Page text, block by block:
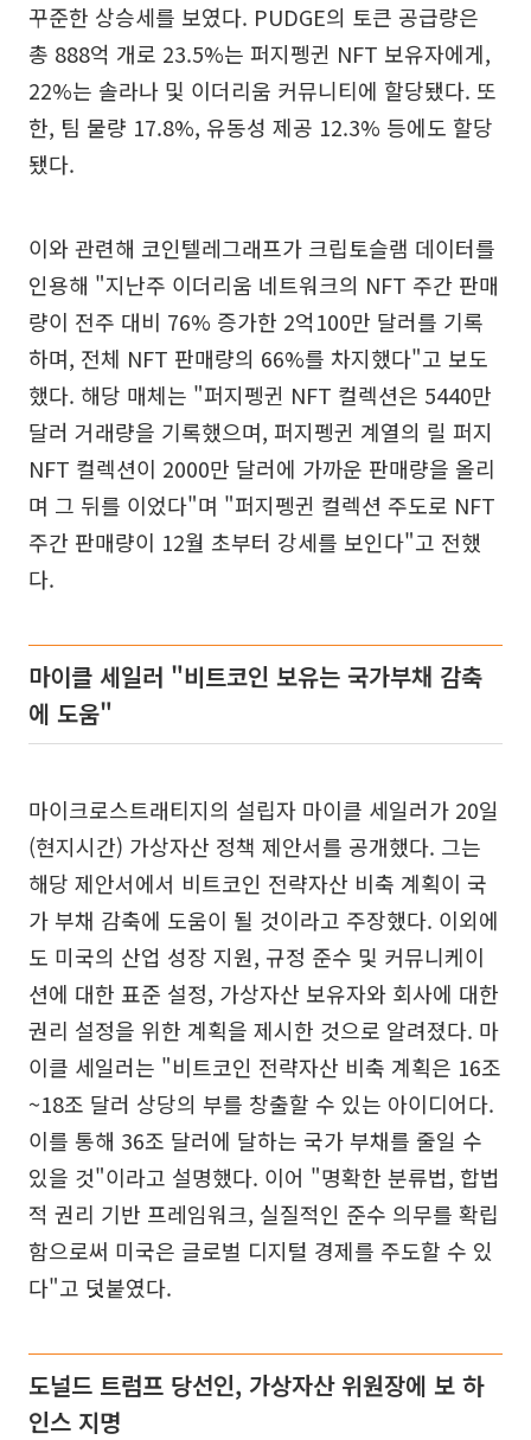
꾸준한 상승세를 보였다. PUDGE의 토큰 공급량은
총 888억 개로 23.5%는 퍼지펭귄 NFT 보유자에게,
22%는 솔라나 및 이더리움 커뮤니티에 할당됐다. 또
한, 팀 물량 17.8%, 유동성 제공 12.3% 등에도 할당
됐다.
이와 관련해 코인텔레그래프가 크립토슬램 데이터를
인용해 "지난주 이더리움 네트워크의 NFT 주간 판매
량이 전주 대비 76% 증가한 2억100만 달러를 기록
하며, 전체 NFT 판매량의 66%를 차지했다"고 보도
했다. 해당 매체는 "퍼지펭귄 NFT 컬렉션은 5440만
달러 거래량을 기록했으며, 퍼지펭귄 계열의 릴 퍼지
NFT 컬렉션이 2000만 달러에 가까운 판매량을 올리
며 그 뒤를 이었다"며 "퍼지펭귄 컬렉션 주도로 NFT
주간 판매량이 12월 초부터 강세를 보인다"고 전했
다.
마이클 세일러 "비트코인 보유는 국가부채 감축
에 도움"
마이크로스트래티지의 설립자 마이클 세일러가 20일
(현지시간) 가상자산 정책 제안서를 공개했다. 그는
해당 제안서에서 비트코인 전략자산 비축 계획이 국
가 부채 감축에 도움이 될 것이라고 주장했다. 이외에
도 미국의 산업 성장 지원, 규정 준수 및 커뮤니케이
션에 대한 표준 설정, 가상자산 보유자와 회사에 대한
권리 설정을 위한 계획을 제시한 것으로 알려졌다. 마
이클 세일러는 "비트코인 전략자산 비축 계획은 16조
~18조 달러 상당의 부를 창출할 수 있는 아이디어다.
이를 통해 36조 달러에 달하는 국가 부채를 줄일 수
있을 것"이라고 설명했다. 이어 "명확한 분류법, 합법
적 권리 기반 프레임워크, 실질적인 준수 의무를 확립
함으로써 미국은 글로벌 디지털 경제를 주도할 수 있
다"고 덧붙였다.
도널드 트럼프 당선인, 가상자산 위원장에 보 하
인스 지명